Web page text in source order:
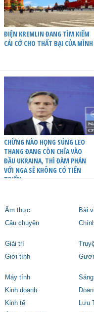
ĐIỆN KREMLIN ĐANG TÌM KIẾM
CÁI CỚ CHO THẤT BẠI CỦA MÌNH
CHỪNG NÀO HỌNG SÚNG LEO
THANG ĐANG CÒN CHĨA VÀO
ĐẦU UKRAINA, THÌ ĐÀM PHÁN
VỚI NGA SẼ KHÔNG CÓ TIẾN
TRIỂN
Ẩm thực Bài
Câu chuyện
Giải trí
Giới tính
Máy tính
Kinh doanh
Kinh tế
Lưu